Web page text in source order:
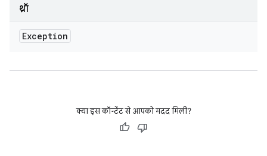
थ्रॉ
Exception
क्या इस कॉन्टेंट से आपको मदद मिली?